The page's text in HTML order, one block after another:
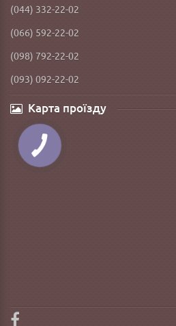
(044) 332-22-02
(066) 592-22-02
(098) 792-22-02
(093) 092-22-02
Карта проїзду